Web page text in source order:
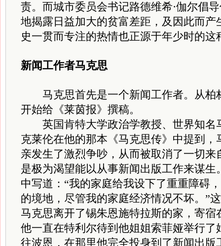
责。而城市委员会书记路德维希·伽尔倡
地揭露日益加大的贫富差距，及因此而产
史一贯而专注的热情也正源于年少时的这
新闻工作者马克思
马克思首先是一个新闻工作者。从柏
开始给《莱茵报》撰稿。
英国肯特大学政治学教授、世界知名
克莱伦在他的那本《马克思传》中提到，
亲发生了激烈争吵，从而被取消了一切来
是极为渴望能以从事新闻出版工作来谋生
中写道：“我的家庭给我设下了重重障碍
的境地，尽管我的家庭经济情况不坏。”
马克思离开了锡朱恩施特拉斯的家，寄宿
他一直在特利尔待到他姐姐索菲娅举行了
往波恩，在那里他完全投身到了新闻出版